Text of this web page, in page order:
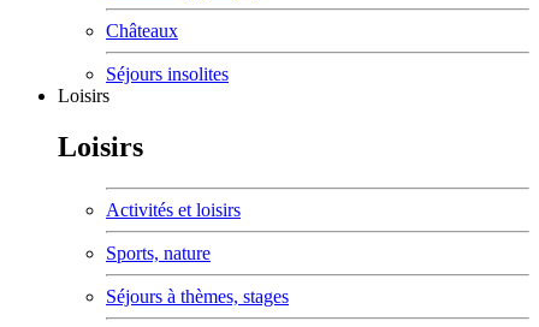
Châteaux
Séjours insolites
Loisirs
Loisirs
Activités et loisirs
Sports, nature
Séjours à thèmes, stages